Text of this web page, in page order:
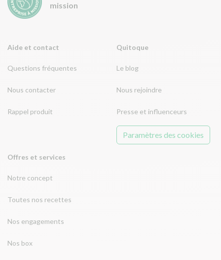
Aide et contact
Questions fréquentes
Nous contacter
Rappel produit
Offres et services
Notre concept
Toutes nos recettes
Nos engagements
Nos box
Quitoque
Le blog
Nous rejoindre
Presse et influenceurs
Paramètres des cookies
mission